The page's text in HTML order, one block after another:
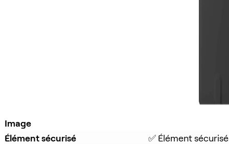
Image
Élément sécurisé
✅ Élément